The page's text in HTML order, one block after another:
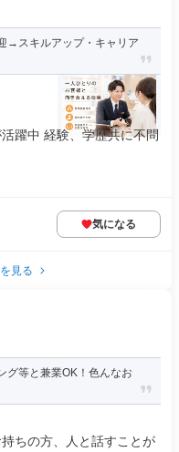
→スキルアップ・キャリア
躍中 経験、学歴共に不問
気になる
見る
グ等と兼業OK！色んなお
ちの方、人と話すことが